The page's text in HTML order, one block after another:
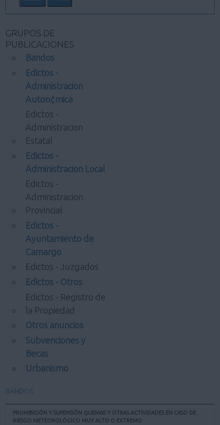
GRUPOS DE
PUBLICACIONES
Bandos
Edictos -
Administracion
Auton¢mica
Edictos -
Administracion
Estatal
Edictos -
Administracion Local
Edictos -
Administracion
Provincial
Edictos -
Ayuntamiento de
Camargo
Edictos - Juzgados
Edictos - Otros
Edictos - Registro de
la Propiedad
Otros anuncios
Subvenciones y
Becas
Urbanismo
BANDOS
PROHIBICIÓN Y SUPENSIÓN QUEMAS Y OTRAS ACTIVIDADES EN CASO DE
RIESGO METEOROLÓGICO MUY ALTO O EXTREMO